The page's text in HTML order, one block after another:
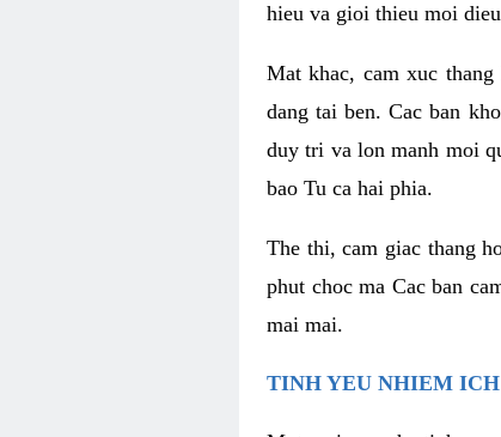
hieu va gioi thieu moi
Mat khac, cam xuc
dang tai ben. Cac ban
duy tri va lon manh moi
bao Tu ca hai phia.
The thi, cam giac thang
phut choc ma Cac ban
mai mai.
TINH YEU NHIEM